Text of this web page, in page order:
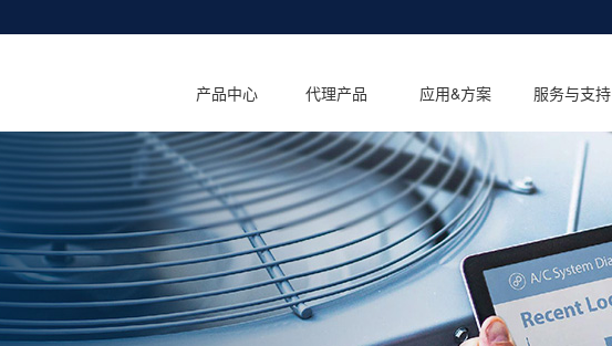
产品中心 代理产品 应用&方案 服务与支持